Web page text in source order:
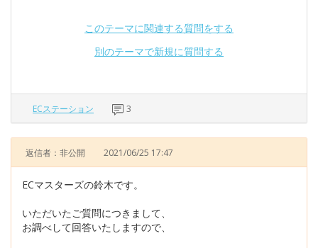
このテーマに関連する質問をする
別のテーマで新規に質問する
ECステーション 3
返信者：非公開 2021/06/25 17:47
ECマスターズの鈴木です。
いただいたご質問につきまして、
お調べして回答いたしますので、